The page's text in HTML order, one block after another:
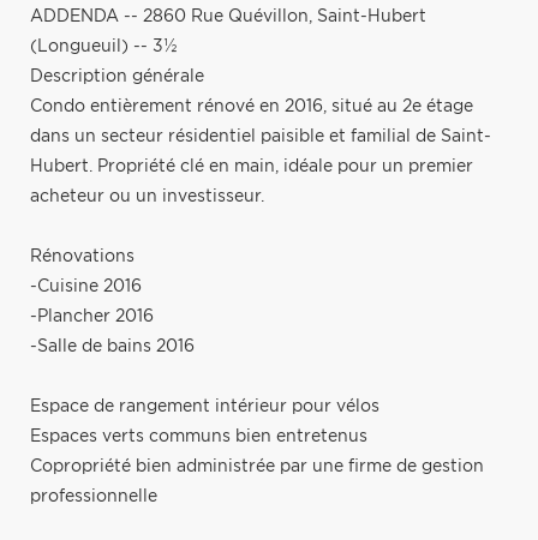
ADDENDA -- 2860 Rue Quévillon, Saint-Hubert
(Longueuil) -- 3½
Description générale
Condo entièrement rénové en 2016, situé au 2e étage
dans un secteur résidentiel paisible et familial de Saint-
Hubert. Propriété clé en main, idéale pour un premier
acheteur ou un investisseur.
Rénovations
-Cuisine 2016
-Plancher 2016
-Salle de bains 2016
Espace de rangement intérieur pour vélos
Espaces verts communs bien entretenus
Copropriété bien administrée par une firme de gestion
professionnelle